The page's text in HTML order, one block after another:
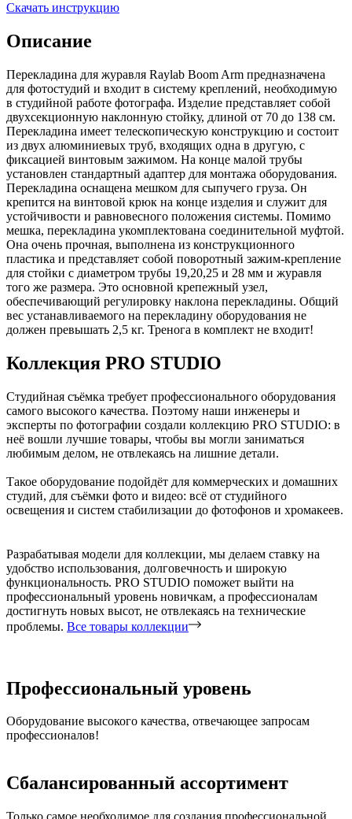
Скачать инструкцию
Описание
Перекладина для журавля Raylab Boom Arm предназначена
для фотостудий и входит в систему креплений, необходимую
в студийной работе фотографа. Изделие представляет собой
двухсекционную наклонную стойку, длиной от 70 до 138 см.
Перекладина имеет телескопическую конструкцию и состоит
из двух алюминиевых труб, входящих одна в другую, с
фиксацией винтовым зажимом. На конце малой трубы
установлен стандартный адаптер для монтажа оборудования.
Перекладина оснащена мешком для сыпучего груза. Он
крепится на винтовой крюк на конце изделия и служит для
устойчивости и равновесного положения системы. Помимо
мешка, перекладина укомплектована соединительной муфтой.
Она очень прочная, выполнена из конструкционного
пластика и представляет собой поворотный зажим-крепление
для стойки с диаметром трубы 19,20,25 и 28 мм и журавля
того же размера. Это основной крепежный узел,
обеспечивающий регулировку наклона перекладины. Общий
вес устанавливаемого на перекладину оборудования не
должен превышать 2,5 кг. Тренога в комплект не входит!
Коллекция PRO STUDIO
Студийная съёмка требует профессионального оборудования
самого высокого качества. Поэтому наши инженеры и
эксперты по фотографии создали коллекцию PRO STUDIO: в
неё вошли лучшие товары, чтобы вы могли заниматься
любимым делом, не отвлекаясь на лишние детали.
Такое оборудование подойдёт для коммерческих и домашних
студий, для съёмки фото и видео: всё от студийного
освещения и систем стабилизации до фотофонов и хромакеев.
Разрабатывая модели для коллекции, мы делаем ставку на
удобство использования, долговечность и широкую
функциональность. PRO STUDIO поможет выйти на
профессиональный уровень новичкам, а профессионалам
достигнуть новых высот, не отвлекаясь на технические
проблемы. Все товары коллекции
Профессиональный уровень
Оборудование высокого качества, отвечающее запросам
профессионалов!
Сбалансированный ассортимент